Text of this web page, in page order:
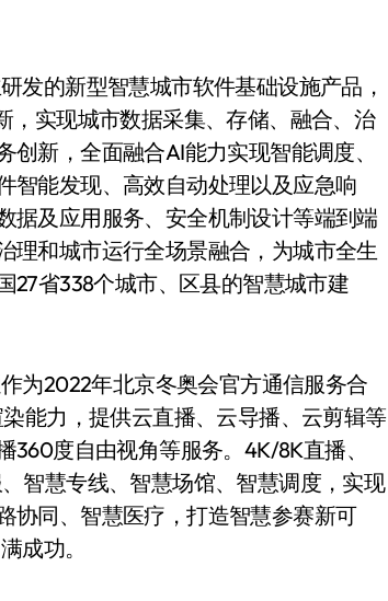
发的新型智慧城市软件基础设施产品，
，实现城市数据采集、存储、融合、治
新，全面融合AI能力实现智能调度、
智能发现、高效自动处理以及应急响
据及应用服务、安全机制设计等端到端
理和城市运行全场景融合，为城市全生
27省338个城市、区县的智慧城市建
为2022年北京冬奥会官方通信服务合
能力，提供云直播、云导播、云剪辑等
度自由视角等服务。4K/8K直播、
智慧专线、智慧场馆、智慧调度，实现
协同、智慧医疗，打造智慧参赛新可
成功。